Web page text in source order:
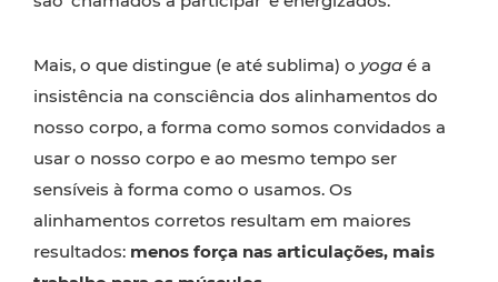
Mais, o que distingue (e até sublima) o yoga é a
insistência na consciência dos alinhamentos do
nosso corpo, a forma como somos convidados a
usar o nosso corpo e ao mesmo tempo ser
sensíveis à forma como o usamos. Os
alinhamentos corretos resultam em maiores
resultados: menos força nas articulações, mais